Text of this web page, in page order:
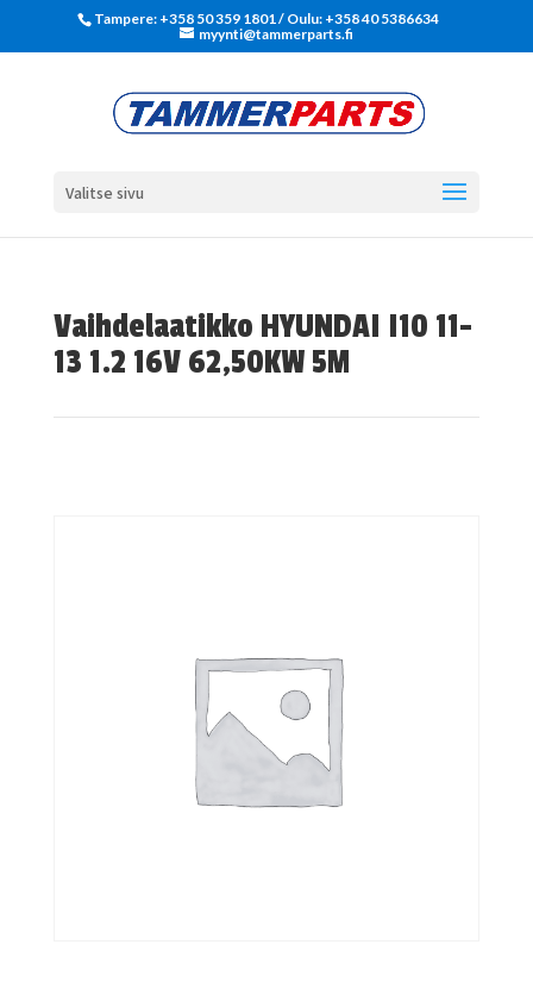
Tampere: +358 50 359 1801‬ / Oulu: +358 40 5386634
myynti@tammerparts.fi
Valitse sivu
Vaihdelaatikko HYUNDAI I10 11-
13 1.2 16V 62,50KW 5M